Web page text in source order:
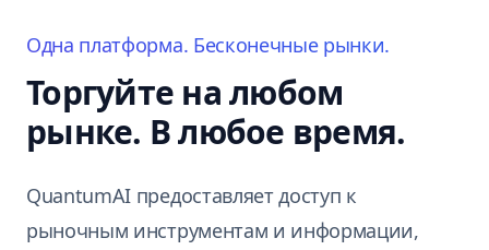
Одна платформа. Бесконечные рынки.
Торгуйте на любом
рынке. В любое время.
QuantumAI предоставляет доступ к
рыночным инструментам и информации,